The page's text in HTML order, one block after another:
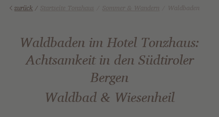
zurück/
Waldbaden im Hotel Tonzhaus:
Achtsamkeit in den Südtiroler
Bergen
Waldbad & Wiesenheil